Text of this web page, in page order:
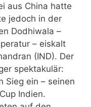
aus China hatte
jedoch in der
Dodhiwala –
– eiskalt
(IND). Der
spektakulär:
Sieg ein – seinen
Indien.